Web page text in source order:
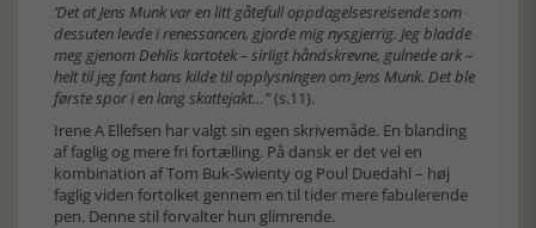
’Det at Jens Munk var en litt gåtefull oppdagelsesreisende som
dessuten levde i renessancen, gjorde mig nysgjerrig. Jeg bladde
meg gjenom Dehlis kartotek – sirligt håndskrevne, gulnede ark –
helt til jeg fant hans kilde til opplysningen om Jens Munk. Det ble
første spor i en lang skattejakt…”(s.11).
Irene A Ellefsen har valgt sin egen skrivemåde. En blanding
af faglig og mere fri fortælling. På dansk er det vel en
kombination af Tom Buk-Swienty og Poul Duedahl – høj
faglig viden fortolket gennem en til tider mere fabulerende
pen. Denne stil forvalter hun glimrende.